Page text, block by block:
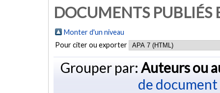
DOCUMENTS PUBLIÉS
Monter d'un niveau
Pour citer ou exporter
Grouper par: Auteurs ou
de document